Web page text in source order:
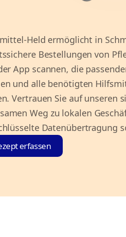
Held ermöglicht in
Bestellungen von
App scannen, die
und alle benötigten
Vertrauen Sie auf unseren
Weg zu lokalen
Datenübertragung
erfassen